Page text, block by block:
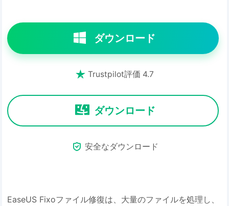
ダウンロード
 Trustpilot評価 4.7
ダウンロード
 安全なダウンロード
EaseUS Fixoファイル修復は、大量のファイルを処理し、